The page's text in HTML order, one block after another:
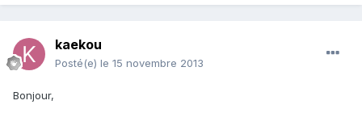
kaekou
Posté(e) le 15 novembre 2013
Bonjour,